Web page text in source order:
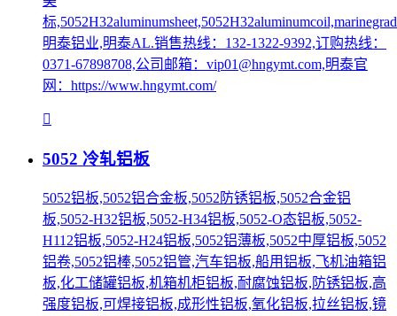
标
明泰铝业,明泰AL.销售热线：132-1322-9392,订购热线：
0371-67898708,公司邮箱：vip01@hngymt.com,明泰官
网：https://www.hngymt.com/
5052 冷轧铝板
5052铝板,5052铝合金板,5052防锈铝板,5052合金铝
板,5052-H32铝板,5052-H34铝板,5052-O态铝板,5052-
H112铝板,5052-H24铝板,5052铝薄板,5052中厚铝板,5052
铝卷,5052铝棒,5052铝管,汽车铝板,船用铝板,飞机油箱铝
板,化工储罐铝板,机箱机柜铝板,耐腐蚀铝板,防锈铝板,高
强度铝板,可焊接铝板,成形性铝板,氧化铝板,拉丝铝板,镜